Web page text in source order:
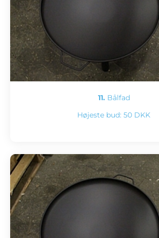
11. Bålfad
Højeste bud: 50 DKK